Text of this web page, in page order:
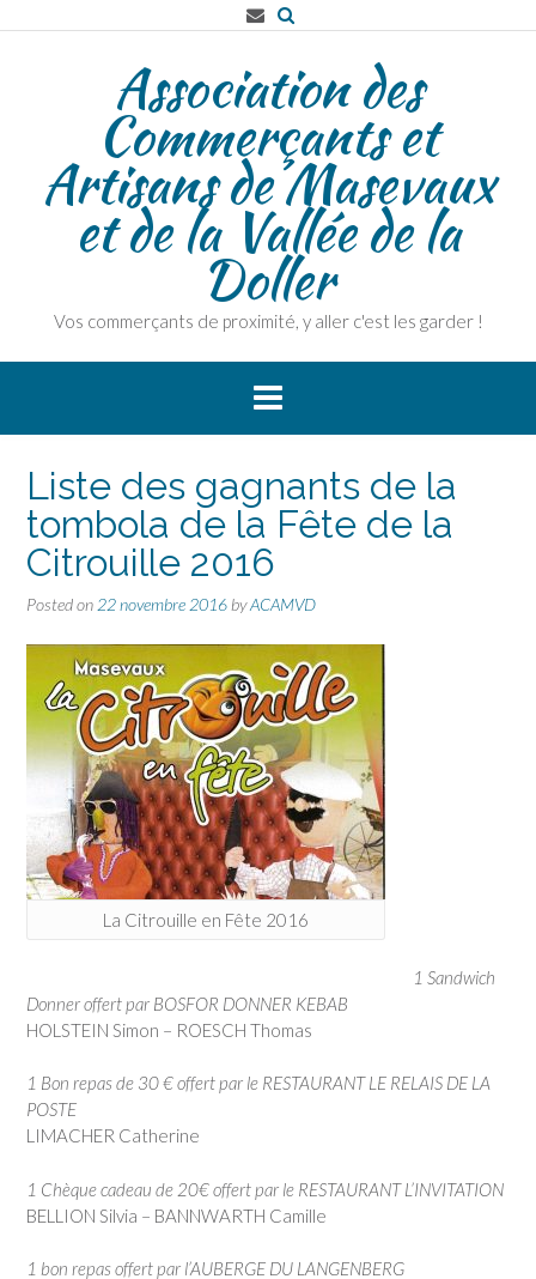
to
Association des
Commerçants et
Artisans de Masevaux
et de la Vallée de la
Doller
Vos commerçants de proximité, y aller c'est les garder !
Liste des gagnants de la
tombola de la Fête de la
Citrouille 2016
Posted on 22 novembre 2016 byACAMVD
La Citrouille en Fête 2016
1 Sandwich
Donner offert par BOSFOR DONNER KEBAB
HOLSTEIN Simon – ROESCH Thomas
1 Bon repas de 30 € offert par le RESTAURANT LE RELAIS DE LA
POSTE
LIMACHER Catherine
1 Chèque cadeau de 20€ offert par le RESTAURANT L’INVITATION
BELLION Silvia – BANNWARTH Camille
1 bon repas offert par l’AUBERGE DU LANGENBERG